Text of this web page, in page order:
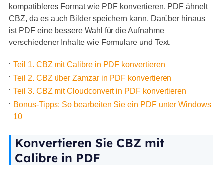
kompatibleres Format wie PDF konvertieren. PDF ähnelt
CBZ, da es auch Bilder speichern kann. Darüber hinaus
ist PDF eine bessere Wahl für die Aufnahme
verschiedener Inhalte wie Formulare und Text.
Teil 1. CBZ mit Calibre in PDF konvertieren
Teil 2. CBZ über Zamzar in PDF konvertieren
Teil 3. CBZ mit Cloudconvert in PDF konvertieren
Bonus-Tipps: So bearbeiten Sie ein PDF unter Windows
10
Konvertieren Sie CBZ mit
Calibre in PDF